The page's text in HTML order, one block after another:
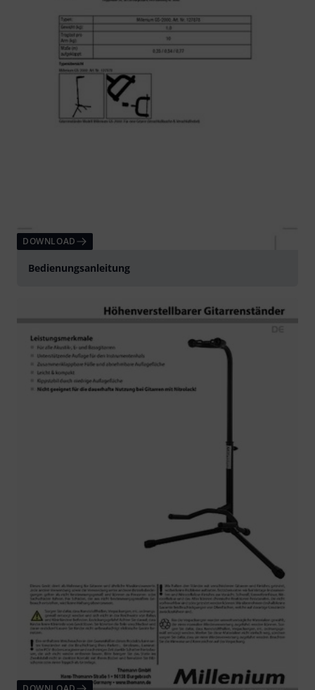
DOWNLOAD
Bedienungsanleitung